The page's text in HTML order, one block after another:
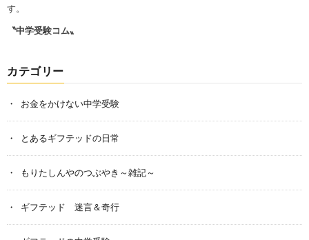
す。
〝中学受験コム〟
カテゴリー
お金をかけない中学受験
とあるギフテッドの日常
もりたしんやのつぶやき～雑記～
ギフテッド 迷言＆奇行